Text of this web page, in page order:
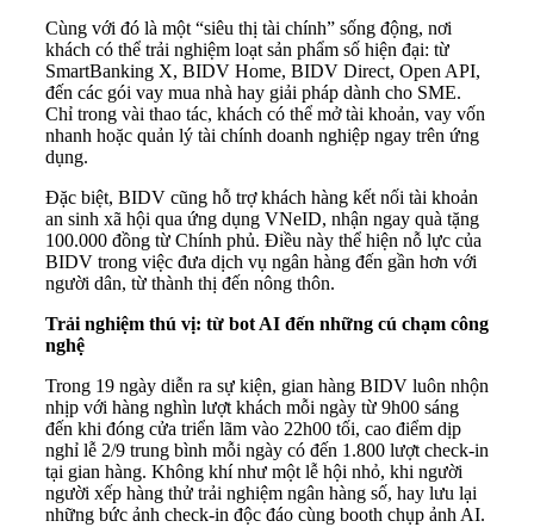
Cùng với đó là một “siêu thị tài chính” sống động, nơi
khách có thể trải nghiệm loạt sản phẩm số hiện đại: từ
SmartBanking X, BIDV Home, BIDV Direct, Open API,
đến các gói vay mua nhà hay giải pháp dành cho SME.
Chỉ trong vài thao tác, khách có thể mở tài khoản, vay vốn
nhanh hoặc quản lý tài chính doanh nghiệp ngay trên ứng
dụng.
Đặc biệt, BIDV cũng hỗ trợ khách hàng kết nối tài khoản
an sinh xã hội qua ứng dụng VNeID, nhận ngay quà tặng
100.000 đồng từ Chính phủ. Điều này thể hiện nỗ lực của
BIDV trong việc đưa dịch vụ ngân hàng đến gần hơn với
người dân, từ thành thị đến nông thôn.
Trải nghiệm thú vị: từ bot AI đến những cú chạm công
nghệ
Trong 19 ngày diễn ra sự kiện, gian hàng BIDV luôn nhộn
nhịp với hàng nghìn lượt khách mỗi ngày từ 9h00 sáng
đến khi đóng cửa triển lãm vào 22h00 tối, cao điểm dịp
nghỉ lễ 2/9 trung bình mỗi ngày có đến 1.800 lượt check-in
tại gian hàng. Không khí như một lễ hội nhỏ, khi người
người xếp hàng thử trải nghiệm ngân hàng số, hay lưu lại
những bức ảnh check-in độc đáo cùng booth chụp ảnh AI.